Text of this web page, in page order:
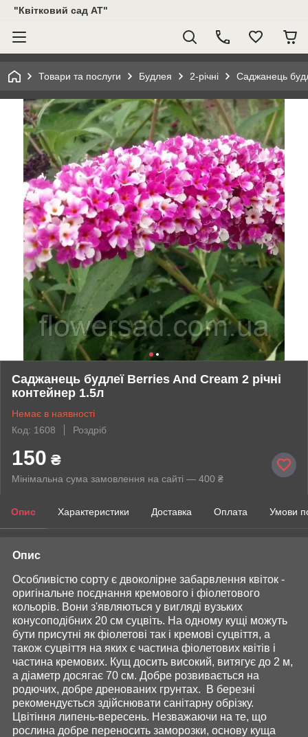
"Квітковий сад АТ"
Товари та послуги Будлея 2-річні Саджанець
Саджанець будлеї Berries And Cream 2 річні
контейнер 1.5л
Немає в наявності
Код: 1608
Роздріб
150 ₴
Мінімальна сума замовлення на сайті — 400 ₴
Опис Характеристики Доставка Оплата Умови
Опис
Особливістю сорту є двоколірне забарвлення квіток -
оригінальне поєднання кремового і фіолетового
кольорів. Вони з'являються у вигляді вузьких
конусоподібних 20 см суцвіть. На одному кущі можуть
бути присутні як фіолетові так і кремові суцвіття, а
також суцвіття на яких є частина фіолетових квітів і
частина кремових. Кущ досить високий, витягує до 2 м,
а діаметр досягає 70 см. Добре розвивається на
родючих, добре дренованих грунтах. В березні
рекомендується здійснювати санітарну обрізку.
Цвітіння липень-вересень. Незважаючи на те, що
рослина добре переносить заморозки, основу куща